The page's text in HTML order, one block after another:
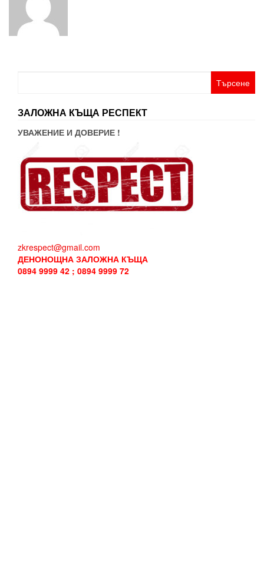
ЗАЛОЖНА КЪЩА РЕСПЕКТ
УВАЖЕНИЕ И ДОВЕРИЕ !
zkrespect@gmail.com
ДЕНОНОЩНА ЗАЛОЖНА КЪЩА
0894 9999 42 ; 0894 9999 72